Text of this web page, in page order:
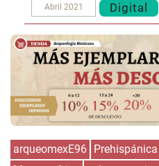
Abril 2021 Digital
arqueomexE96 Prehispánica